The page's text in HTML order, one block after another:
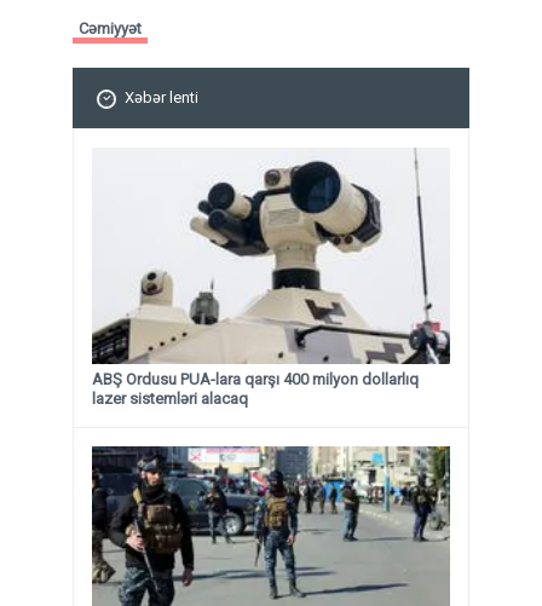
Cəmiyyət
Xəbər lenti
ABŞ Ordusu PUA-lara qarşı 400 milyon dollarlıq
lazer sistemləri alacaq